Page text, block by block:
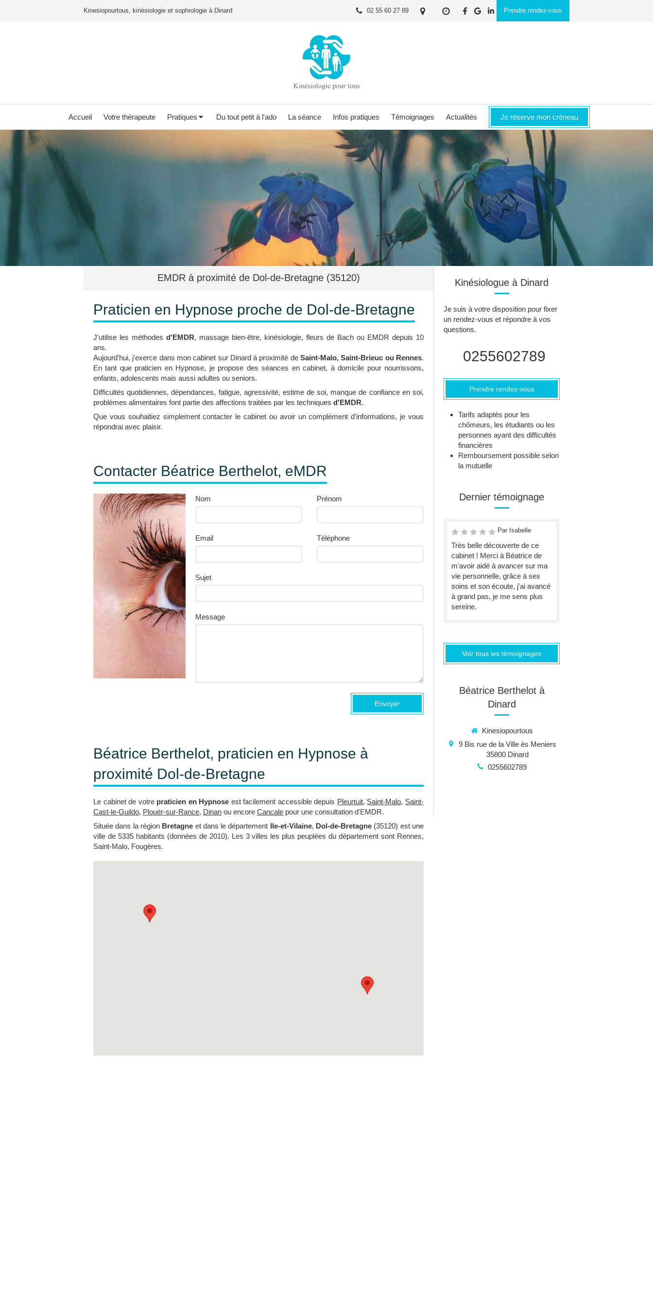
Kinesiopourtous, kinésiologie et sophrologie à Dinard Prendre rendez-vous
02 55 60 27 89
Accueil Votre thérapeute Pratiques Du tout petit à l'ado La séance Infos pratiques Témoignages Actualités Je réserve mon créneau
EMDR à proximité de Dol-de-Bretagne (35120)
Praticien en Hypnose proche de Dol-de-Bretagne
J'utilise les méthodes d'EMDR, massage bien-être, kinésiologie, fleurs de Bach ou EMDR depuis 10
ans.
Aujourd'hui, j'exerce dans mon cabinet sur Dinard à proximité deSaint-Malo, Saint-Brieuc ou Rennes.
En tant que praticien en Hypnose, je propose des séances en cabinet, à domicile pour nourrissons,
enfants, adolescents mais aussi adultes ou seniors.
Difficultés quotidiennes, dépendances, fatigue, agressivité, estime de soi, manque de confiance en soi,
problèmes alimentaires font partie des affections traitées par les techniques d'EMDR.
Que vous souhaitiez simplement contacter le cabinet ou avoir un complément d'informations, je vous
répondrai avec plaisir.
Contacter Béatrice Berthelot, eMDR
Nom Prénom
Email Téléphone
Sujet
Message
Envoyer
Béatrice Berthelot, praticien en Hypnose à
proximité Dol-de-Bretagne
Le cabinet de votre praticien en Hypnose est facilement accessible depuis Pleurtuit, Saint-Malo, Saint-
Cast-le-Guildo, Plouër-sur-Rance, Dinan ou encore Cancale pour une consultation d'EMDR.
Située dans la région Bretagne et dans le département Ile-et-Vilaine, Dol-de-Bretagne (35120) est une
ville de 5335 habitants (données de 2010). Les 3 villes les plus peuplées du département sont Rennes,
Saint-Malo, Fougères.
Kinésiologue à Dinard
Je suis à votre disposition pour fixer
un rendez-vous et répondre à vos
questions.
0255602789
Prendre rendez-vous
Tarifs adaptés pour les
chômeurs, les étudiants ou les
personnes ayant des difficultés
financières
Remboursement possible selon
la mutuelle
Dernier témoignage
Par Isabelle
Très belle découverte de ce
cabinet ! Merci à Béatrice de
m'avoir aidé à avancer sur ma
vie personnelle, grâce à ses
soins et son écoute, j'ai avancé
à grand pas, je me sens plus
sereine.
Voir tous les témoignages
Béatrice Berthelot à
Dinard
Kinesiopourtous
9 Bis rue de la Ville ès Meniers
35800 Dinard
0255602789